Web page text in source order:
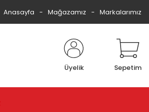
Anasayfa Mağazamız Markalarımız
Üyelik Sepetim